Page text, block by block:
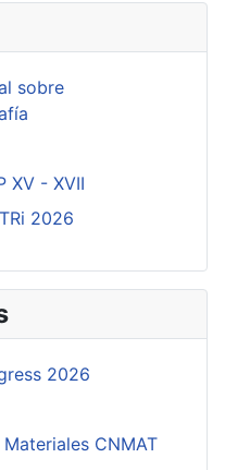
sobre
XV - XVII
2026
2026
CNMAT